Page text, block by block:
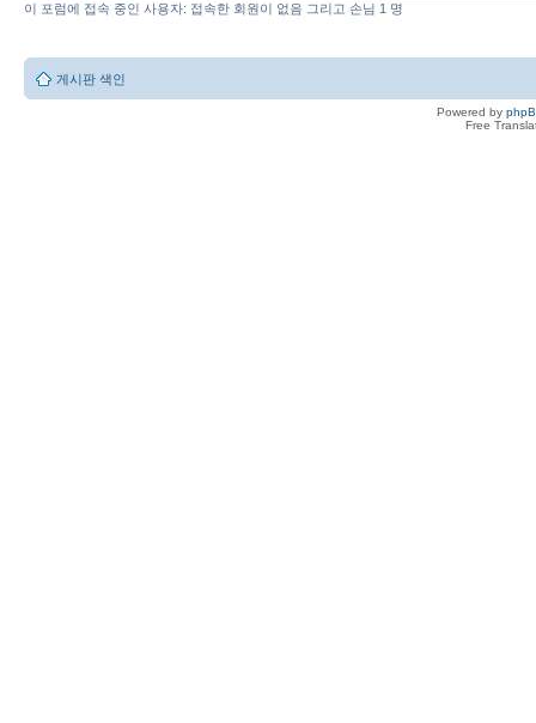
이 포럼에 접속 중인 사용자: 접속한 회원이 없음 그리고 손님 1 명
게시판 색인
Powered by
Free